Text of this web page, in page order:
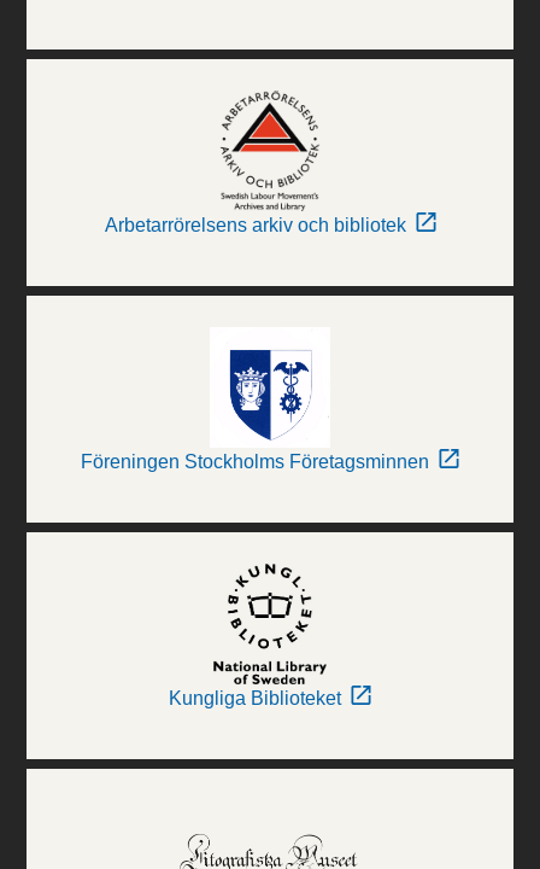
Arbetarrörelsens arkiv och bibliotek
Föreningen Stockholms Företagsminnen
Kungliga Biblioteket